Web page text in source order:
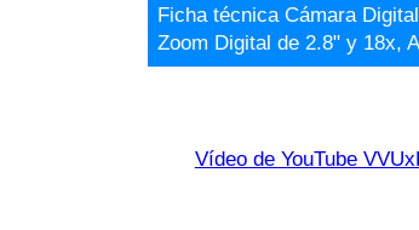
Ficha técnica Cámara
Zoom Digital de 2.8" y 18x,
Vídeo de YouTube